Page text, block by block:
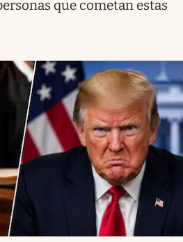
que cometan estas